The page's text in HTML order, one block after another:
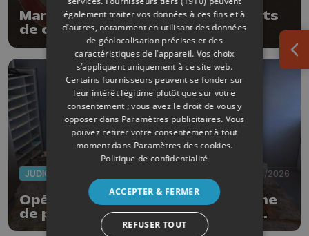
Marathon de la vitesse : 658 points
de contrôle en Belgique
JUDICIAIRE 14/04/2026
Opération anti-drogue pour la zone
de police Beyne-Heusay-Fléron-
Soumagne
également traiter vos données à ces fins et à
d’autres, notamment en utilisant des données
de géolocalisation précises et des
caractéristiques de l’appareil. Vos choix
s’appliquent uniquement à ce site web.
Certains fournisseurs peuvent se fonder sur
leur intérêt légitime plutôt que sur votre
consentement ; vous avez le droit de vous y
opposer dans Paramètres publicitaires. Vous
pouvez retirer votre consentement à tout
moment dans Paramètres des cookies.
Politique de confidentialité
ACCEPTER & FERMER
REFUSER TOUT